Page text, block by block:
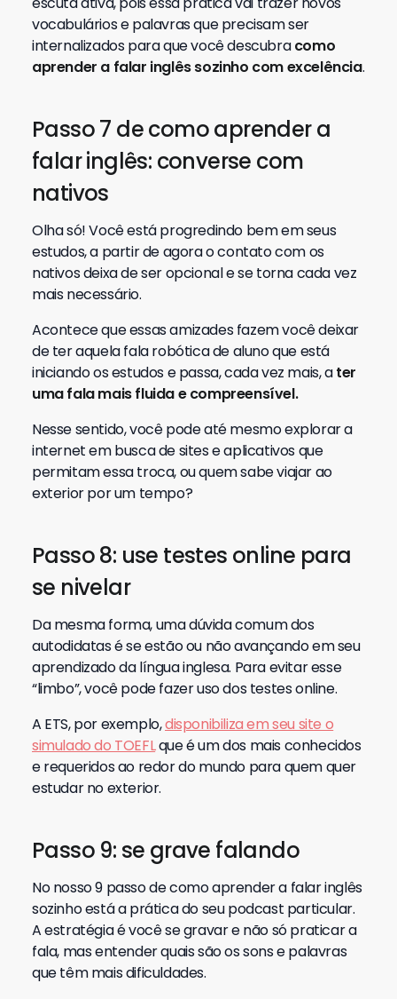
vocabulários e palavras que precisam ser
internalizados para que você descubracomo
aprender a falar inglês sozinho com excelência.
Passo 7 de como aprender a
falar inglês: converse com
nativos
Olha só! Você está progredindo bem em seus
estudos, a partir de agora o contato com os
nativos deixa de ser opcional e se torna cada vez
mais necessário.
Acontece que essas amizades fazem você deixar
de ter aquela fala robótica de aluno que está
iniciando os estudos e passa, cada vez mais, ater
uma fala mais fluida e compreensível.
Nesse sentido, você pode até mesmo explorar a
internet em busca de sites e aplicativos que
permitam essa troca, ou quem sabe viajar ao
exterior por um tempo?
Passo 8: use testes online para
se nivelar
Da mesma forma, uma dúvida comum dos
autodidatas é se estão ou não avançando em seu
aprendizado da língua inglesa. Para evitar esse
“limbo”, você pode fazer uso dos testes online.
A ETS, por exemplo,disponibiliza em seu site o
simulado do TOEFLque é um dos mais conhecidos
e requeridos ao redor do mundo para quem quer
estudar no exterior.
Passo 9: se grave falando
No nosso 9 passo de como aprender a falar inglês
sozinho está a prática do seu podcast particular.
A estratégia é você se gravar e não só praticar a
fala, mas entender quais são os sons e palavras
que têm mais dificuldades.